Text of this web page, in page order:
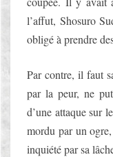
l’affut, Shosuro
obligé à prendre
Par contre, il faut
par la peur, ne
d’une attaque sur
mordu par un
inquiété par sa